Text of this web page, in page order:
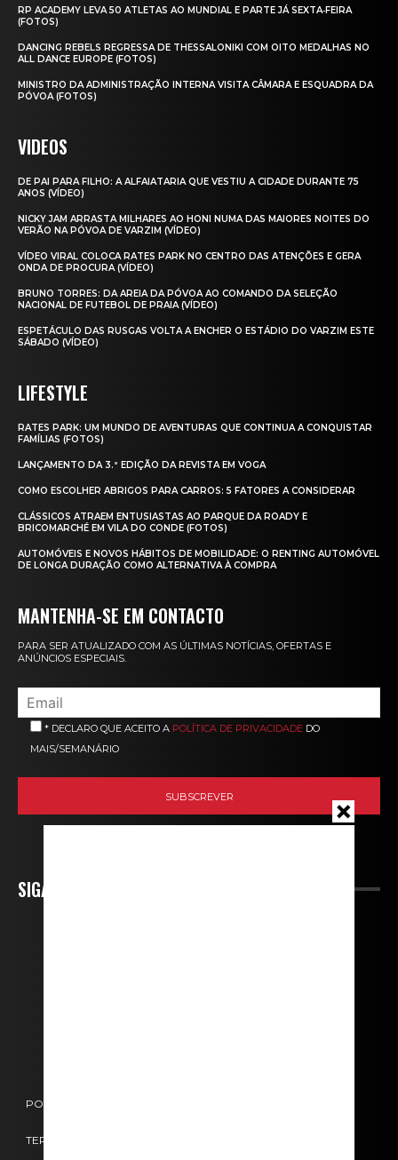
RP ACADEMY LEVA 50 ATLETAS AO MUNDIAL E PARTE JÁ SEXTA‑FEIRA
(FOTOS)
DANCING REBELS REGRESSA DE THESSALONIKI COM OITO MEDALHAS NO
ALL DANCE EUROPE (FOTOS)
MINISTRO DA ADMINISTRAÇÃO INTERNA VISITA CÂMARA E ESQUADRA DA
PÓVOA (FOTOS)
VIDEOS
DE PAI PARA FILHO: A ALFAIATARIA QUE VESTIU A CIDADE DURANTE 75
ANOS (VÍDEO)
NICKY JAM ARRASTA MILHARES AO HONI NUMA DAS MAIORES NOITES DO
VERÃO NA PÓVOA DE VARZIM (VÍDEO)
VÍDEO VIRAL COLOCA RATES PARK NO CENTRO DAS ATENÇÕES E GERA
ONDA DE PROCURA (VÍDEO)
BRUNO TORRES: DA AREIA DA PÓVOA AO COMANDO DA SELEÇÃO
NACIONAL DE FUTEBOL DE PRAIA (VÍDEO)
ESPETÁCULO DAS RUSGAS VOLTA A ENCHER O ESTÁDIO DO VARZIM ESTE
SÁBADO (VÍDEO)
LIFESTYLE
RATES PARK: UM MUNDO DE AVENTURAS QUE CONTINUA A CONQUISTAR
FAMÍLIAS (FOTOS)
LANÇAMENTO DA 3.ª EDIÇÃO DA REVISTA EM VOGA
COMO ESCOLHER ABRIGOS PARA CARROS: 5 FATORES A CONSIDERAR
CLÁSSICOS ATRAEM ENTUSIASTAS AO PARQUE DA ROADY E
BRICOMARCHÉ EM VILA DO CONDE (FOTOS)
AUTOMÓVEIS E NOVOS HÁBITOS DE MOBILIDADE: O RENTING AUTOMÓVEL
DE LONGA DURAÇÃO COMO ALTERNATIVA À COMPRA
MANTENHA-SE EM CONTACTO
PARA SER ATUALIZADO COM AS ÚLTIMAS NOTÍCIAS, OFERTAS E
ANÚNCIOS ESPECIAIS.
* DECLARO QUE ACEITO A POLÍTICA DE PRIVACIDADE DO
MAIS/SEMANÁRIO
SIGA-NOS
POLÍTICA DE COOKIES
TERMOS E CONDIÇÕES